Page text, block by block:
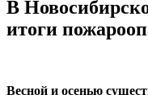
В
итоги
Весной и осенью